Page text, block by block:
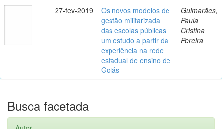
27-fev-2019
Os novos modelos de
gestão militarizada
das escolas públicas:
um estudo a partir da
experiência na rede
estadual de ensino de
Goiás
Guimarães,
Paula
Cristina
Pereira
Busca facetada